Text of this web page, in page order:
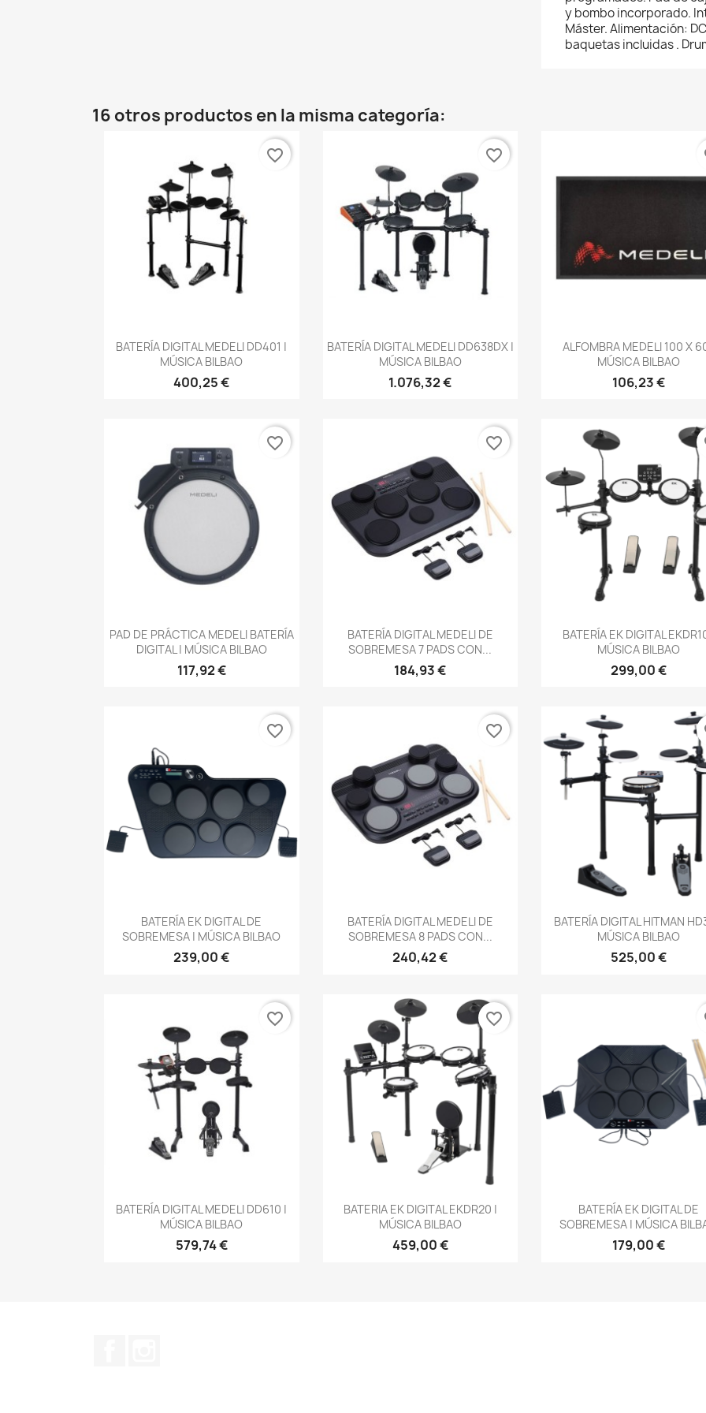
y bombo incorporado.
Máster. Alimentación:
baquetas incluidas .
16 otros productos en la misma categoría:
Vista rápida
BATERÍA DIGITAL MEDELI DD401 |
MÚSICA BILBAO
400,25 €
favorite_border
Vista rápida
BATERÍA DIGITAL MEDELI DD638DX |
MÚSICA BILBAO
1.076,32 €
favorite_border
Vista rápida
ALFOMBRA MEDELI 100 X
MÚSICA BILBAO
106,23 €
Vista rápida
PAD DE PRÁCTICA MEDELI BATERÍA
DIGITAL | MÚSICA BILBAO
117,92 €
favorite_border
 Vista rápida
BATERÍA DIGITAL MEDELI DE
SOBREMESA 7 PADS CON...
184,93 €
favorite_border
Vista rápida
BATERÍA EK DIGITAL
MÚSICA BILBAO
299,00 €
Vista rápida
BATERÍA EK DIGITAL DE
SOBREMESA | MÚSICA BILBAO
239,00 €
favorite_border
 Vista rápida
BATERÍA DIGITAL MEDELI DE
SOBREMESA 8 PADS CON...
240,42 €
favorite_border
Vista rápida
BATERÍA DIGITAL HITMAN
MÚSICA BILBAO
525,00 €
Vista rápida
BATERÍA DIGITAL MEDELI DD610 |
MÚSICA BILBAO
579,74 €
favorite_border
Vista rápida
BATERIA EK DIGITAL EKDR20 |
MÚSICA BILBAO
459,00 €
favorite_border
Vista rápida
BATERÍA EK DIGITAL DE
SOBREMESA | MÚSICA
179,00 €